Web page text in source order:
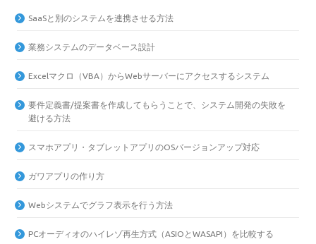
SaaSと別のシステムを連携させる方法
業務システムのデータベース設計
Excelマクロ（VBA）からWebサーバーにアクセスするシステム
要件定義書/提案書を作成してもらうことで、システム開発の失敗を
避ける方法
スマホアプリ・タブレットアプリのOSバージョンアップ対応
ガワアプリの作り方
Webシステムでグラフ表示を行う方法
PCオーディオのハイレゾ再生方式（ASIOとWASAPI）を比較する